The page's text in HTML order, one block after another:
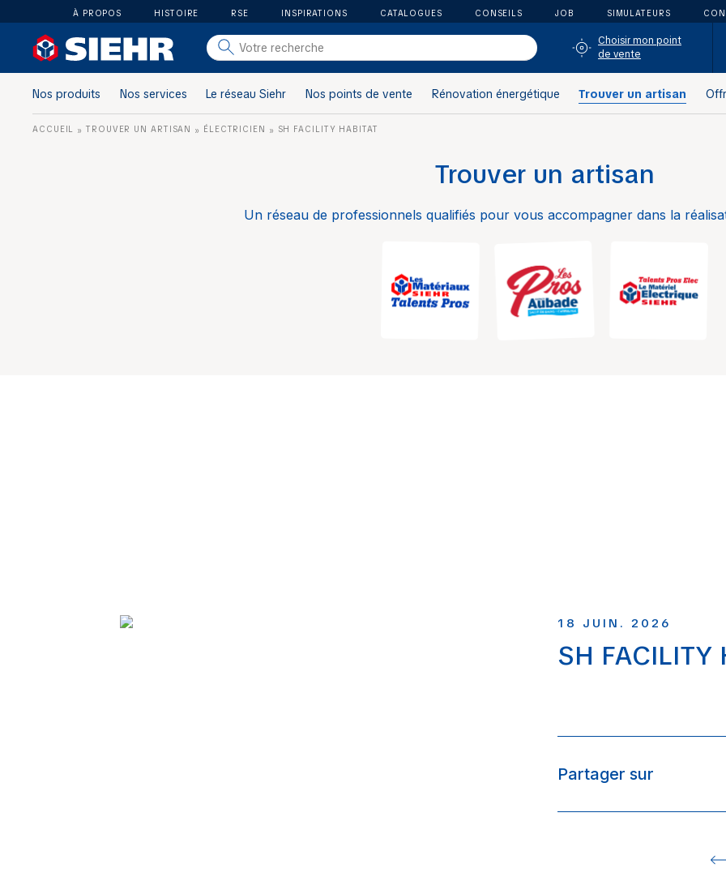
À PROPOS HISTOIRE RSE INSPIRATIONS CATALOGUES CONSEILS JOB SIMULATEURS
carrelage
outillage
Choisir mon point
de vente
Nos produits Nos services Le réseau Siehr Nos points de vente Rénovation énergétique Trouver un artisan
ACCUEIL » TROUVER UN ARTISAN » ÉLECTRICIEN » SH FACILITY HABITAT
Trouver un artisan
Un réseau de professionnels qualifiés pour vous accompagner dans la
18 JUIN. 2026
SH FACILITY
Partager sur